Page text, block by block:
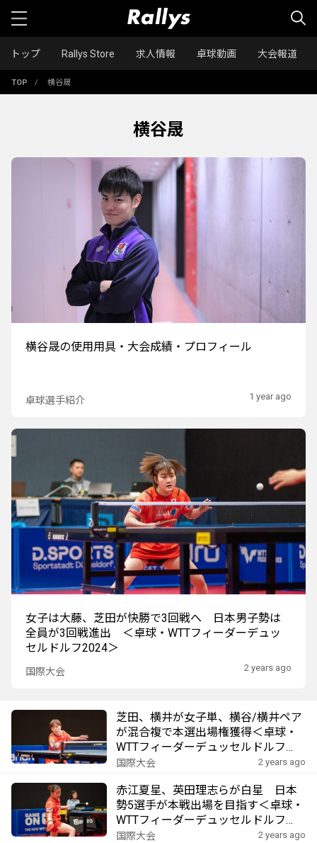
トップ Rallys Store 求人情報 卓球動画 大会報道
TOP / 横谷晟
横谷晟
横谷晟の使用用具・大会成績・プロフィール
卓球選手紹介 1 year ago
女子は大藤、芝田が快勝で3回戦へ 日本男子勢は
全員が3回戦進出 ＜卓球・WTTフィーダーデュッ
セルドルフ2024＞
国際大会 2 years ago
芝田、横井が女子単、横谷/横井ペア
が混合複で本選出場権獲得＜卓球・
WTTフィーダーデュッセルドルフ
2024＞
国際大会 2 years ago
赤江夏星、英田理志らが白星 日本
勢5選手が本戦出場を目指す＜卓球・
WTTフィーダーデュッセルドルフ
2024＞
国際大会 2 years ago